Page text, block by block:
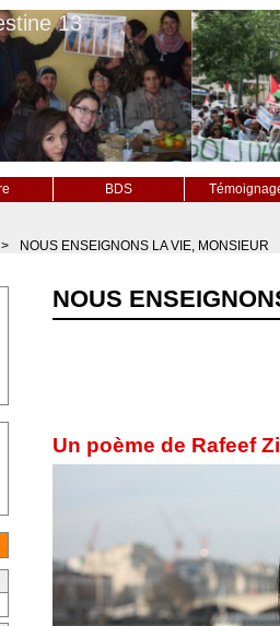
13
BDS
> NOUS ENSEIGNONS LA VIE, MONSIEUR
NOUS
Un poème de Rafeef